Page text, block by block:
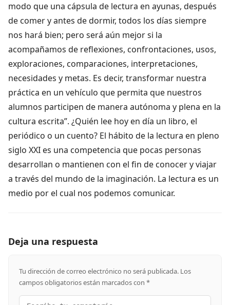
modo que una cápsula de lectura en ayunas, después
de comer y antes de dormir, todos los días siempre
nos hará bien; pero será aún mejor si la
acompañamos de reflexiones, confrontaciones, usos,
exploraciones, comparaciones, interpretaciones,
necesidades y metas. Es decir, transformar nuestra
práctica en un vehículo que permita que nuestros
alumnos participen de manera autónoma y plena en la
cultura escrita”. ¿Quién lee hoy en día un libro, el
periódico o un cuento? El hábito de la lectura en pleno
siglo XXI es una competencia que pocas personas
desarrollan o mantienen con el fin de conocer y viajar
a través del mundo de la imaginación. La lectura es un
medio por el cual nos podemos comunicar.
Deja una respuesta
Tu dirección de correo electrónico no será publicada. Los
campos obligatorios están marcados con *